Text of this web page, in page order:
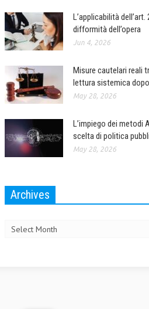
L’applicabilità
difformità dell’opera
Jun 4, 2026
Misure cautelari reali
lettura sistemica
May 28, 2026
L’impiego dei metodi
scelta di politica
May 28, 2026
Archives